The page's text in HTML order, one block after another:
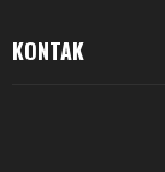
KONTAK